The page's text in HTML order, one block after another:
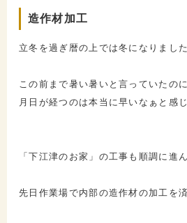
造作材加工
立冬を過ぎ暦の上では冬になりました
この前まで暑い暑いと言っていたの
月日が経つのは本当に早いなぁと感
「下江津のお家」の工事も順調に進
先日作業場で内部の造作材の加工を